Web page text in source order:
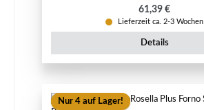
Regulärer Preis:
61,39 €
Lieferzeit ca. 2-3 Wochen
Details
Nur 4 auf Lager!